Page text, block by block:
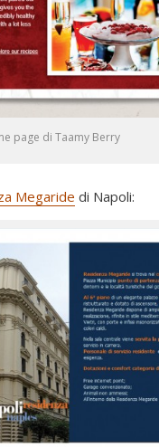
page di Taamy Berry
Megaride di Napoli: